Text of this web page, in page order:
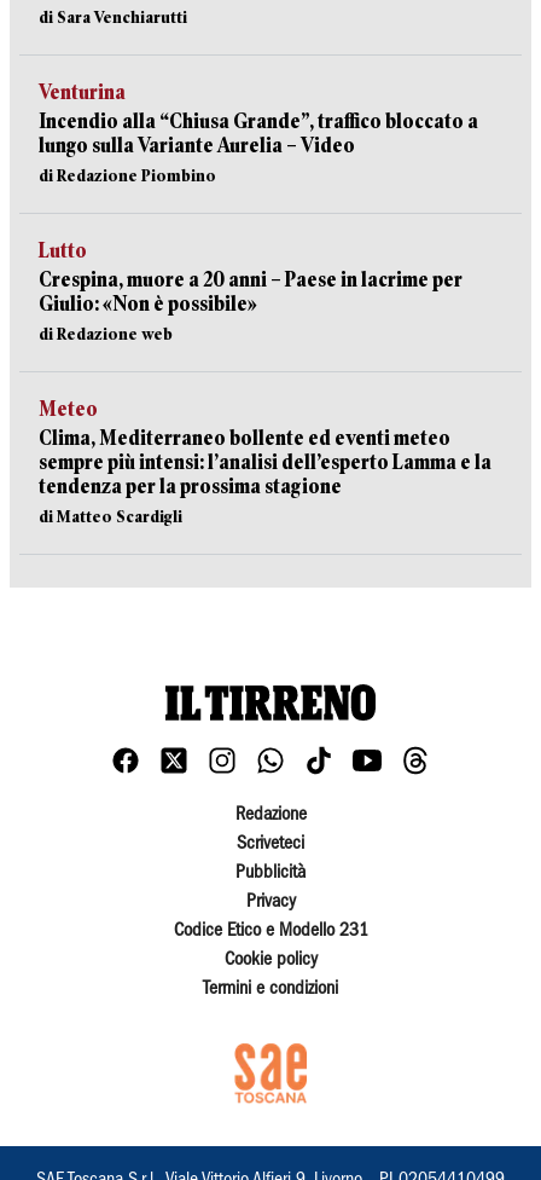
di Sara Venchiarutti
Venturina
Incendio alla “Chiusa Grande”, traffico bloccato a
lungo sulla Variante Aurelia – Video
di Redazione Piombino
Lutto
Crespina, muore a 20 anni – Paese in lacrime per
Giulio: «Non è possibile»
di Redazione web
Meteo
Clima, Mediterraneo bollente ed eventi meteo
sempre più intensi: l’analisi dell’esperto Lamma e la
tendenza per la prossima stagione
di Matteo Scardigli
Redazione
Scriveteci
Pubblicità
Privacy
Codice Etico e Modello 231
Cookie policy
Termini e condizioni